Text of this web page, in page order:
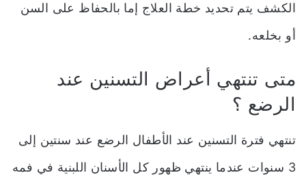
الكشف يتم تحديد خطة العلاج إما بالحفاظ على السن
أو بخلعه.
متى تنتهي أعراض التسنين عند
الرضع ؟
تنتهي فترة التسنين عند الأطفال الرضع عند سنتين إلى
3 سنوات عندما ينتهي ظهور كل الأسنان اللبنية في فمه